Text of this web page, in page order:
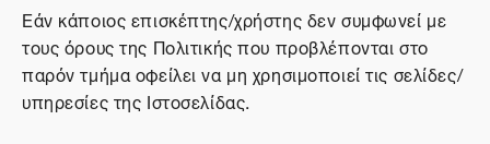
Εάν κάποιος επισκέπτης/χρήστης δεν συμφωνεί με
τους όρους της Πολιτικής που προβλέπονται στο
παρόν τμήμα οφείλει να μη χρησιμοποιεί τις σελίδες/
υπηρεσίες της Ιστοσελίδας.